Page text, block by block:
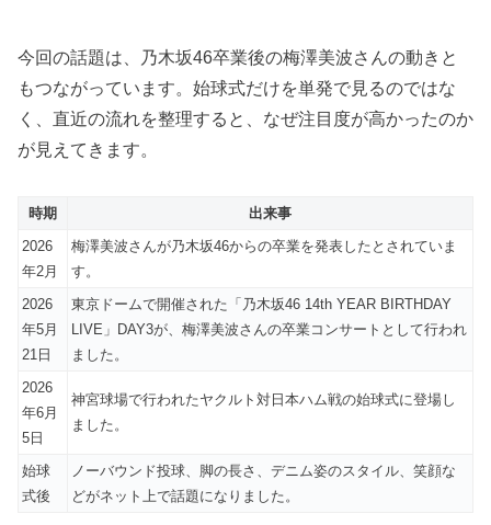
今回の話題は、乃木坂46卒業後の梅澤美波さんの動きと
もつながっています。始球式だけを単発で見るのではな
く、直近の流れを整理すると、なぜ注目度が高かったのか
が見えてきます。
時期
出来事
2026
年2月
梅澤美波さんが乃木坂46からの卒業を発表したとされていま
す。
2026
年5月
21日
東京ドームで開催された「乃木坂46 14th YEAR BIRTHDAY
LIVE」DAY3が、梅澤美波さんの卒業コンサートとして行われ
ました。
2026
年6月
5日
神宮球場で行われたヤクルト対日本ハム戦の始球式に登場し
ました。
始球
式後
ノーバウンド投球、脚の長さ、デニム姿のスタイル、笑顔な
どがネット上で話題になりました。